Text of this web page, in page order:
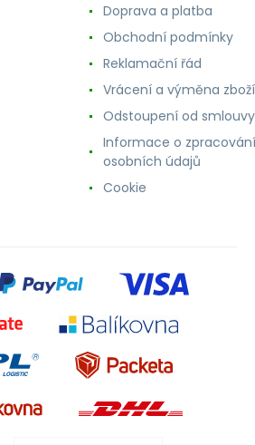
Doprava a platba
Obchodní podmínky
Reklamační řád
Vrácení a výměna zboží
Odstoupení od smlouvy
Informace o zpracování
osobních údajů
Cookie